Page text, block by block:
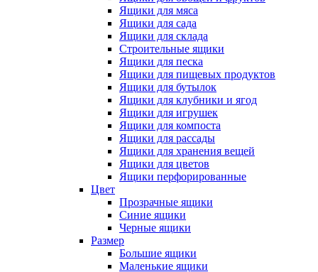
Ящики для мяса
Ящики для сада
Ящики для склада
Строительные ящики
Ящики для песка
Ящики для пищевых продуктов
Ящики для бутылок
Ящики для клубники и ягод
Ящики для игрушек
Ящики для компоста
Ящики для рассады
Ящики для хранения вещей
Ящики для цветов
Ящики перфорированные
Цвет
Прозрачные ящики
Синие ящики
Черные ящики
Размер
Большие ящики
Маленькие ящики